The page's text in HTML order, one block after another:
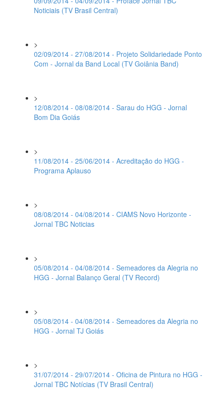
Noticiais (TV Brasil Central)
>
02/09/2014 - 27/08/2014 - Projeto Solidariedade Ponto
Com - Jornal da Band Local (TV Goiânia Band)
>
12/08/2014 - 08/08/2014 - Sarau do HGG - Jornal
Bom Dia Goiás
>
11/08/2014 - 25/06/2014 - Acreditação do HGG -
Programa Aplauso
>
08/08/2014 - 04/08/2014 - CIAMS Novo Horizonte -
Jornal TBC Noticias
>
05/08/2014 - 04/08/2014 - Semeadores da Alegria no
HGG - Jornal Balanço Geral (TV Record)
>
05/08/2014 - 04/08/2014 - Semeadores da Alegria no
HGG - Jornal TJ Goiás
>
31/07/2014 - 29/07/2014 - Oficina de Pintura no HGG -
Jornal TBC Notícias (TV Brasil Central)